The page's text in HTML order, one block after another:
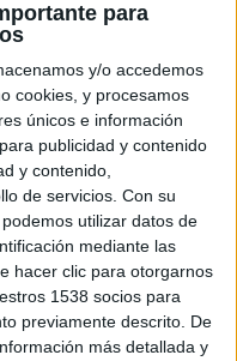
para
y/o accedemos
cookies, y procesamos
únicos e información
publicidad y contenido
y contenido,
de servicios. Con su
utilizar datos de
mediante las
hacer clic para otorgarnos
1538 socios para
previamente descrito. De
más detallada y
trobades, la
a la ubicació
"millorar el